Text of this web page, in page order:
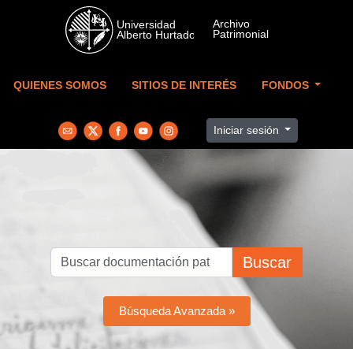
Skip to main content
QUIENES SOMOS SITIOS DE INTERÉS FONDOS
Iniciar sesión
Buscar
Búsqueda Avanzada »